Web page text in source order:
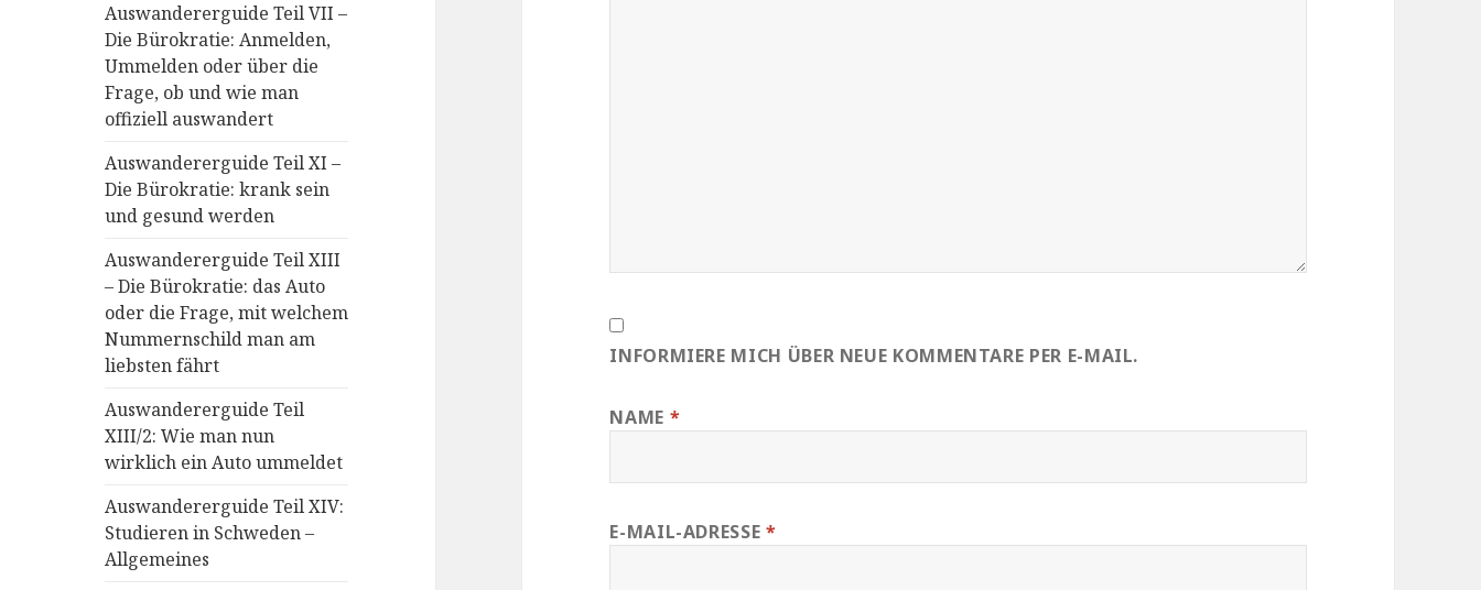
Auswandererguide Teil VII –
Die Bürokratie: Anmelden,
Ummelden oder über die
Frage, ob und wie man
offiziell auswandert
Auswandererguide Teil XI –
Die Bürokratie: krank sein
und gesund werden
Auswandererguide Teil XIII
– Die Bürokratie: das Auto
oder die Frage, mit welchem
Nummernschild man am
liebsten fährt
Auswandererguide Teil
XIII/2: Wie man nun
wirklich ein Auto ummeldet
Auswandererguide Teil XIV:
Studieren in Schweden –
Allgemeines
INFORMIERE MICH ÜBER NEUE KOMMENTARE PER E-MAIL.
NAME *
E-MAIL-ADRESSE *